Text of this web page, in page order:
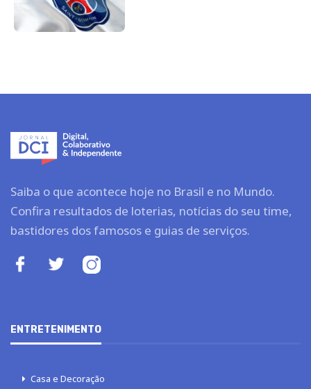
Saiba o que acontece hoje no Brasil e no Mundo.
Confira resultados de loterias, notícias do seu time,
bastidores dos famosos e guias de serviços.
ENTRETENIMENTO
Casa e Decoração